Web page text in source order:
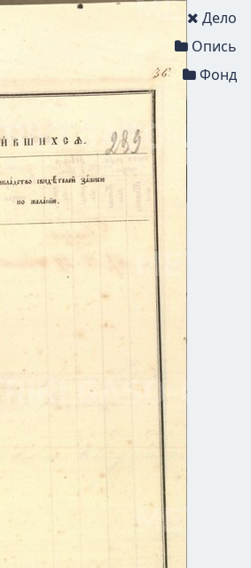
Дело
Опись
Фонд